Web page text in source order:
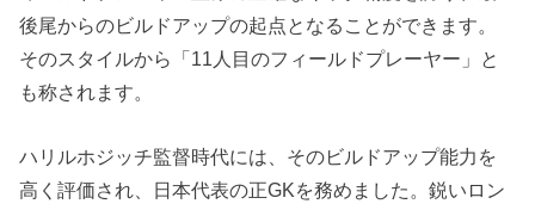
後尾からのビルドアップの起点となることができます。
そのスタイルから「11人目のフィールドプレーヤー」と
も称されます。
ハリルホジッチ監督時代には、そのビルドアップ能力を
高く評価され、日本代表の正GKを務めました。鋭いロン